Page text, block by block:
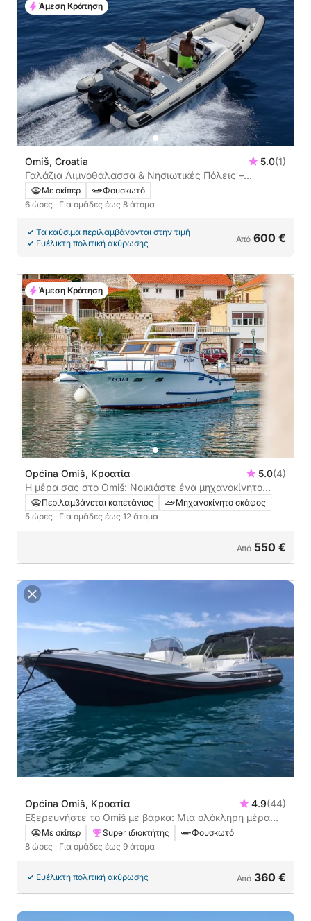
Omiš, Croatia 5.0(1)
Γαλάζια Λιμνοθάλασσα & Νησιωτικές Πόλεις –
Ολοήμερη Ανακάλυψη στην Αδριατική
Με σκίπερ
Φουσκωτό
6 ώρες · Για ομάδες έως 8 άτομα
Τα καύσιμα περιλαμβάνονται στην τιμή
Ευέλικτη πολιτική ακύρωσης
Από 600 €
Άμεση Κράτηση
Općina Omiš, Κροατία 5.0(4)
Η μέρα σας στο Omiš: Νοικιάστε ένα μηχανοκίνητο
σκάφος για 5 ώρες εξερεύνησης
Περιλαμβάνεται καπετάνιος
Μηχανοκίνητο σκάφος
5 ώρες · Για ομάδες έως 12 άτομα
Από 550 €
Άμεση Κράτηση
Općina Omiš, Κροατία 4.9(44)
Εξερευνήστε το Omiš με βάρκα: Μια ολόκληρη μέρα
στο νερό με μηχανοκίνητο σκάφος
Με σκίπερ Super ιδιοκτήτης
Φουσκωτό
8 ώρες · Για ομάδες έως 9 άτομα
Ευέλικτη πολιτική ακύρωσης Από 360 €